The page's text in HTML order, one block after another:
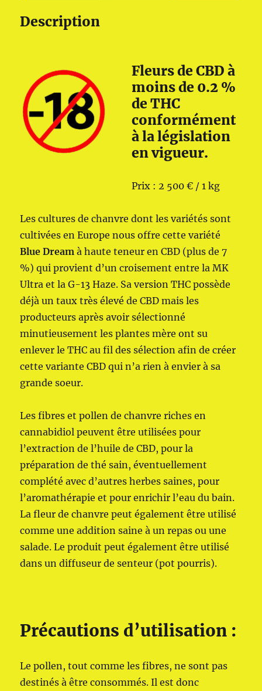
Description
Fleurs de CBD à
moins de 0.2 %
de THC
conformément
à la législation
en vigueur.
Prix : 2 500 € / 1 kg
Les cultures de chanvre dont les variétés sont
cultivées en Europe nous offre cette variété
Blue Dreamà haute teneur en CBD (plus de 7
%) qui provient d’un croisement entre la MK
Ultra et la G-13 Haze. Sa version THC possède
déjà un taux très élevé de CBD mais les
producteurs après avoir sélectionné
minutieusement les plantes mère ont su
enlever le THC au fil des sélection afin de créer
cette variante CBD qui n’a rien à envier à sa
grande soeur.
Les fibres et pollen de chanvre riches en
cannabidiol peuvent être utilisées pour
l’extraction de l’huile de CBD, pour la
préparation de thé sain, éventuellement
complété avec d’autres herbes saines, pour
l’aromathérapie et pour enrichir l’eau du bain.
La fleur de chanvre peut également être utilisé
comme une addition saine à un repas ou une
salade. Le produit peut également être utilisé
dans un diffuseur de senteur (pot pourris).
Précautions d’utilisation :
Le pollen, tout comme les fibres, ne sont pas
destinés à être consommés. Il est donc